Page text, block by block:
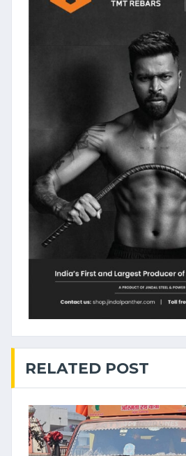
RELATED POST